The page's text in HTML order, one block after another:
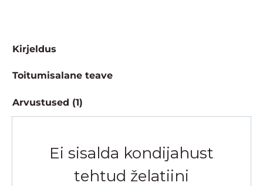
Kirjeldus
Toitumisalane teave
Arvustused (1)
Ei sisalda kondijahust
tehtud želatiini